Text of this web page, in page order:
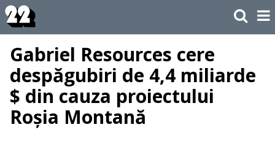
Gabriel Resources cere
despăgubiri de 4,4 miliarde
$ din cauza proiectului
Roșia Montană